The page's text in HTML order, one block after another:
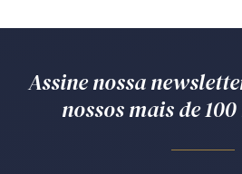
Assine nossa
nossos mais de